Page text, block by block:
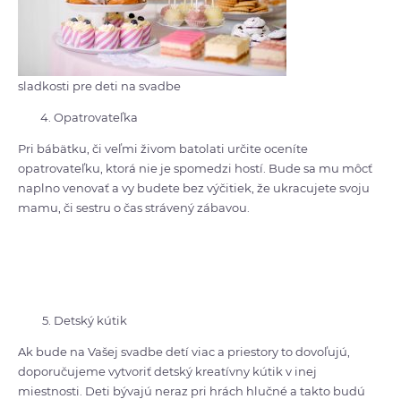
sladkosti pre deti na svadbe
Opatrovateľka
Pri bábätku, či veľmi živom batolati určite oceníte
opatrovateľku, ktorá nie je spomedzi hostí. Bude sa mu môcť
naplno venovať a vy budete bez výčitiek, že ukracujete svoju
mamu, či sestru o čas strávený zábavou.
Detský kútik
Ak bude na Vašej svadbe detí viac a priestory to dovoľujú,
doporučujeme vytvoriť detský kreatívny kútik v inej
miestnosti. Deti bývajú neraz pri hrách hlučné a takto budú